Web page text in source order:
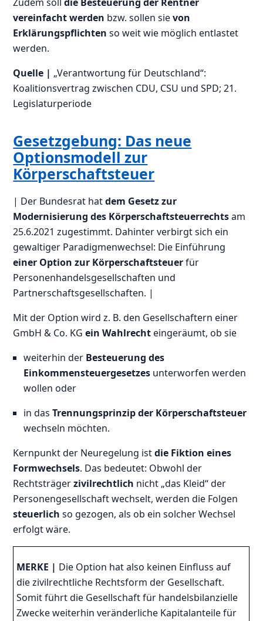
vereinfacht werden bzw. sollen sievon
Erklärungspflichten so weit wie möglich entlastet
werden.
Quelle | „Verantwortung für Deutschland“:
Koalitionsvertrag zwischen CDU, CSU und SPD; 21.
Legislaturperiode
Gesetzgebung: Das neue
Optionsmodell zur
Körperschaftsteuer
| Der Bundesrat hatdem Gesetz zur
Modernisierung des Körperschaftsteuerrechtsam
25.6.2021 zugestimmt. Dahinter verbirgt sich ein
gewaltiger Paradigmenwechsel: Die Einführung
einer Option zur Körperschaftsteuerfür
Personenhandelsgesellschaften und
Partnerschaftsgesellschaften. |
Mit der Option wird z. B. den Gesellschaftern einer
GmbH & Co. KG ein Wahlrechteingeräumt, ob sie
weiterhin der Besteuerung des
Einkommensteuergesetzes unterworfen werden
wollen oder
in dasTrennungsprinzip der Körperschaftsteuer
wechseln möchten.
Kernpunkt der Neuregelung istdie Fiktion eines
Formwechsels. Das bedeutet: Obwohl der
Rechtsträgerzivilrechtlich nicht „das Kleid“ der
Personengesellschaft wechselt, werden die Folgen
steuerlichso gezogen, als ob ein solcher Wechsel
erfolgt wäre.
MERKE | Die Option hat also keinen Einfluss auf
die zivilrechtliche Rechtsform der Gesellschaft.
Somit führt die Gesellschaft für handelsbilanzielle
Zwecke weiterhin veränderliche Kapitalanteile für